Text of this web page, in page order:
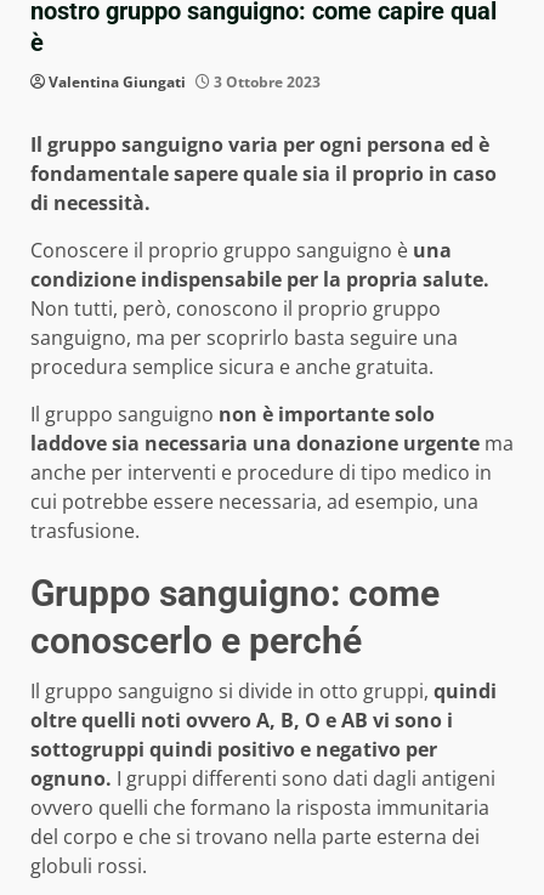
nostro gruppo sanguigno: come capire qual
è
Valentina Giungati 3 Ottobre 2023
Il gruppo sanguigno varia per ogni persona ed è
fondamentale sapere quale sia il proprio in caso
di necessità.
Conoscere il proprio gruppo sanguigno è una
condizione indispensabile per la propria salute.
Non tutti, però, conoscono il proprio gruppo
sanguigno, ma per scoprirlo basta seguire una
procedura semplice sicura e anche gratuita.
Il gruppo sanguigno non è importante solo
laddove sia necessaria una donazione urgente ma
anche per interventi e procedure di tipo medico in
cui potrebbe essere necessaria, ad esempio, una
trasfusione.
Gruppo sanguigno: come
conoscerlo e perché
Il gruppo sanguigno si divide in otto gruppi, quindi
oltre quelli noti ovvero A, B, O e AB vi sono i
sottogruppi quindi positivo e negativo per
ognuno. I gruppi differenti sono dati dagli antigeni
ovvero quelli che formano la risposta immunitaria
del corpo e che si trovano nella parte esterna dei
globuli rossi.